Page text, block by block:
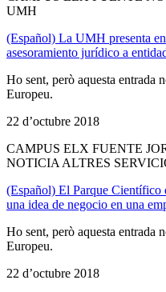
UMH
(Español) La UMH presenta
asesoramiento jurídico a
Ho sent, però aquesta entrada
Europeu.
22 d’octubre 2018
CAMPUS ELX FUENTE
NOTICIA ALTRES
(Español) El Parque Científico
una idea de negocio en una
Ho sent, però aquesta entrada
Europeu.
22 d’octubre 2018